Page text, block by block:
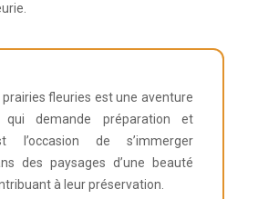
prairies fleuries est une aventure
qui demande préparation et
l’occasion de s’immerger
des paysages d’une beauté
à leur préservation.